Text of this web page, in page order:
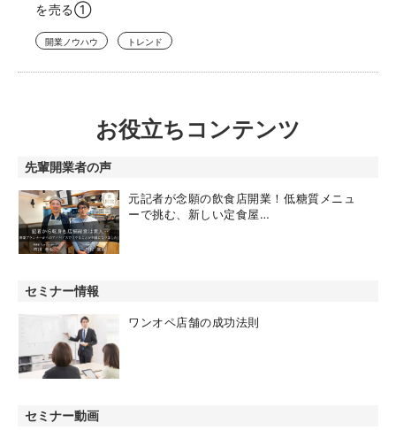
を売る①
開業ノウハウ トレンド
お役立ちコンテンツ
先輩開業者の声
元記者が念願の飲食店開業！低糖質メニュ
ーで挑む、新しい定食屋…
セミナー情報
ワンオペ店舗の成功法則
セミナー動画